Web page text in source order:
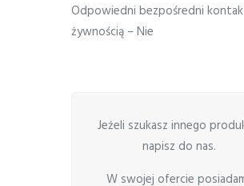
Odpowiedni bezpośredni
żywnością – Nie
Jeżeli szukasz innego
napisz do nas.
W swojej ofercie